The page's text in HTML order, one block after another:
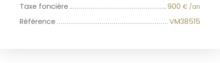
Taxe foncière
900 € /an
Référence VM38515